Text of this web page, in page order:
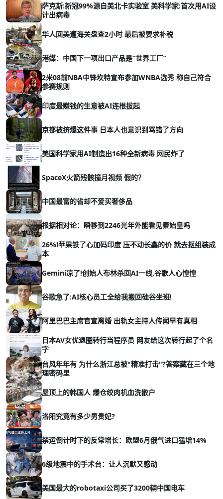
萨克斯:新冠99%源自美北卡实验室 美科学家:首次用AI设
计出病毒
华人回美遭海关盘查2小时 最后被要求补税
港媒：中国下一项出口产品是“世界工厂”
2米08前NBA中锋坎特宣布参加WNBA选秀 称自己符合
参赛规则
印度最赚钱的生意被AI连根拔起
京都被挤爆这件事 日本人也意识到骂错了方向
美国科学家用AI制造出16种全新病毒 网民炸了
SpaceX火箭残骸撞月视频 假的？
中国最富的省却不爱买奢侈品
根据相对论：瞬移到2246光年外能看见秦始皇吗
26%!苹果铁了心加码印度 压不动长鑫的价 就去抠组装成
本
Gemini凉了!创始人布林杀回AI一线,谷歌人心惶惶
谷歌急了:AI核心员工全给我搬回硅谷坐班!
阿里巴巴主席官宣离婚 出轨女主持人传闻早有真相
日本AV女优退圈转行当程序员 网友给这次转行起了个名
字
台风年年有 为什么浙江总被"精准打击"?答案藏在三个地
理密码里
屋顶上的韩国人 爆仓绞肉机血洗散户
洛阳究竟有多少男贵妃?
禁运倒计时下的反常增长：欧盟6月俄气进口猛增14%
6级地震中的手术台：让人沉默又感动
美国最大的robotaxi公司买了3200辆中国电车